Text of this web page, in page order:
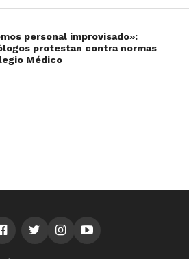
personal improvisado»:
protestan contra normas
Médico